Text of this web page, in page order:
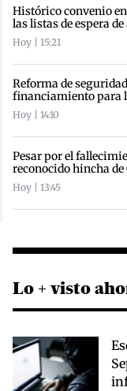
Histórico convenio
las listas de espera
Hoy | 15:21
Reforma de
financiamiento para
Hoy | 14:10
Pesar por el
reconocido hincha
Hoy | 13:45
Lo + visto